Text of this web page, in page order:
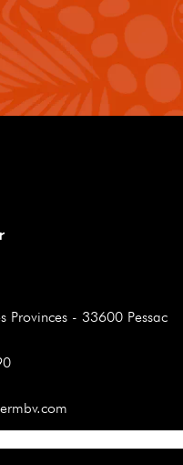
Provinces - 33600 Pessac